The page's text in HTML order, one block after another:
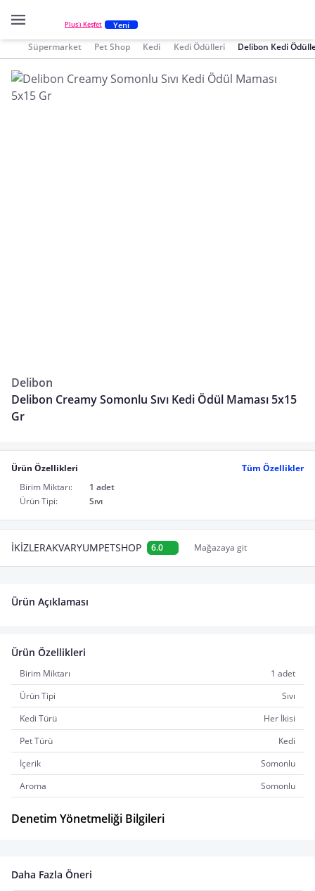
Plus'ı Keşfet Yeni
Süpermarket Pet Shop Kedi Kedi Ödülleri Delibon Kedi
Delibon
Delibon Creamy Somonlu Sıvı Kedi Ödül Maması 5x15
Gr
Ürün Özellikleri
Tüm Özellikler
Birim Miktarı:
1 adet
Ürün Tipi:
Sıvı
İKİZLERAKVARYUMPETSHOP 6.0 Mağazaya git
Ürün Açıklaması
Ürün Özellikleri
Birim Miktarı
1 adet
Ürün Tipi
Sıvı
Kedi Türü
Her İkisi
Pet Türü
Kedi
İçerik
Somonlu
Aroma
Somonlu
Denetim Yönetmeliği Bilgileri
Daha Fazla Öneri